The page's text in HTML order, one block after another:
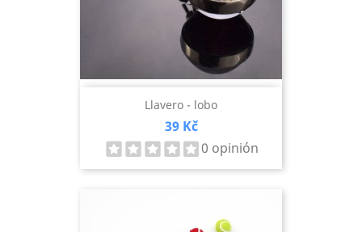
Llavero - lobo
Precio
39 Kč
0 opinión